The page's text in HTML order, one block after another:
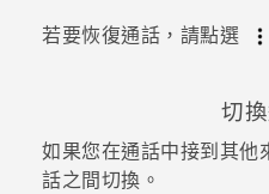
VIVELAND
若要恢復通話，請點選
切
如果您在通話中接到其他
話之間切換。